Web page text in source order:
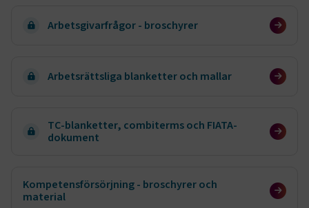
Arbetsgivarfrågor - broschyrer
Arbetsrättsliga blanketter och mallar
TC-blanketter, combiterms och FIATA-
dokument
Kompetensförsörjning - broschyrer och
material